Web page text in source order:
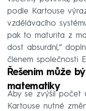
podle Kartouse
vzdělávacího
pak to maturita z
dost absurdní,“
členem společnosti
Řešením může
matematiky
Aby se zvýšil počet
Kartouse nutné